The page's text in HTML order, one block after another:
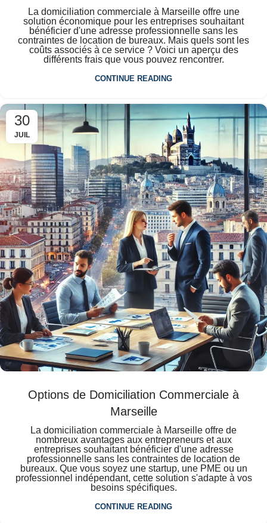
La domiciliation commerciale à Marseille offre une
solution économique pour les entreprises souhaitant
bénéficier d'une adresse professionnelle sans les
contraintes de location de bureaux. Mais quels sont les
coûts associés à ce service ? Voici un aperçu des
différents frais que vous pouvez rencontrer.
CONTINUE READING
30
JUIL
Options de Domiciliation Commerciale à
Marseille
La domiciliation commerciale à Marseille offre de
nombreux avantages aux entrepreneurs et aux
entreprises souhaitant bénéficier d'une adresse
professionnelle sans les contraintes de location de
bureaux. Que vous soyez une startup, une PME ou un
professionnel indépendant, cette solution s'adapte à vos
besoins spécifiques.
CONTINUE READING